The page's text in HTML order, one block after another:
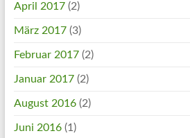
April 2017(2)
März 2017(3)
Februar 2017(2)
Januar 2017(2)
August 2016(2)
Juni 2016(1)